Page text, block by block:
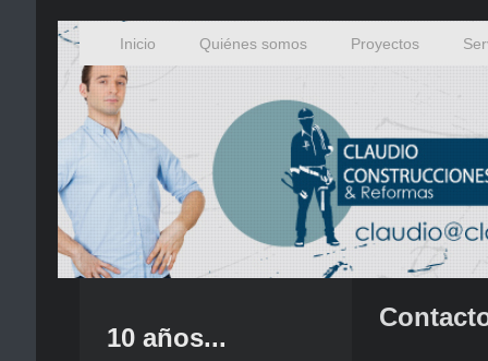
Inicio Quiénes somos Proyectos
10 años...